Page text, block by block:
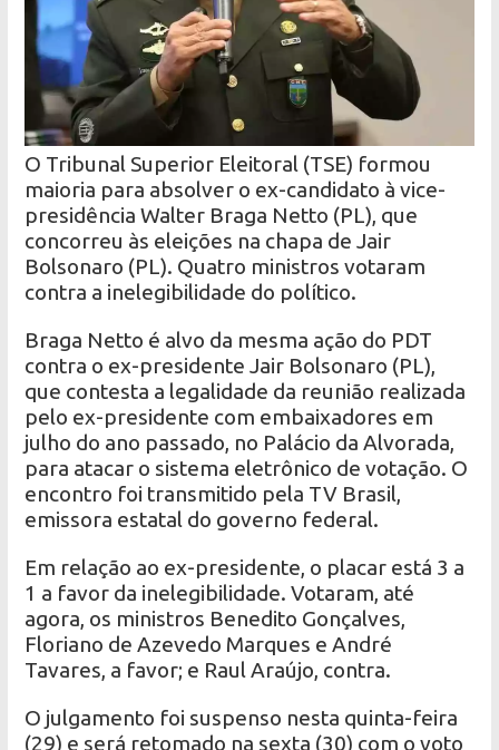
O Tribunal Superior Eleitoral (TSE) formou
maioria para absolver o ex-candidato à vice-
presidência Walter Braga Netto (PL), que
concorreu às eleições na chapa de Jair
Bolsonaro (PL). Quatro ministros votaram
contra a inelegibilidade do político.
Braga Netto é alvo da mesma ação do PDT
contra o ex-presidente Jair Bolsonaro (PL),
que contesta a legalidade da reunião realizada
pelo ex-presidente com embaixadores em
julho do ano passado, no Palácio da Alvorada,
para atacar o sistema eletrônico de votação. O
encontro foi transmitido pela TV Brasil,
emissora estatal do governo federal.
Em relação ao ex-presidente, o placar está 3 a
1 a favor da inelegibilidade. Votaram, até
agora, os ministros Benedito Gonçalves,
Floriano de Azevedo Marques e André
Tavares, a favor; e Raul Araújo, contra.
O julgamento foi suspenso nesta quinta-feira
(29) e será retomado na sexta (30) com o voto